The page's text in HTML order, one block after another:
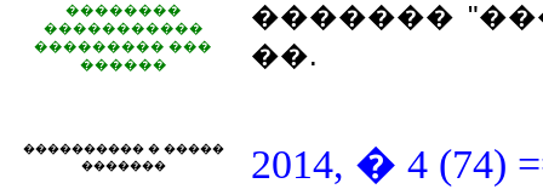
��������
�����������
��������� ���
������
���������� � �����
�������
�������
��.
2014, � 4 (74)